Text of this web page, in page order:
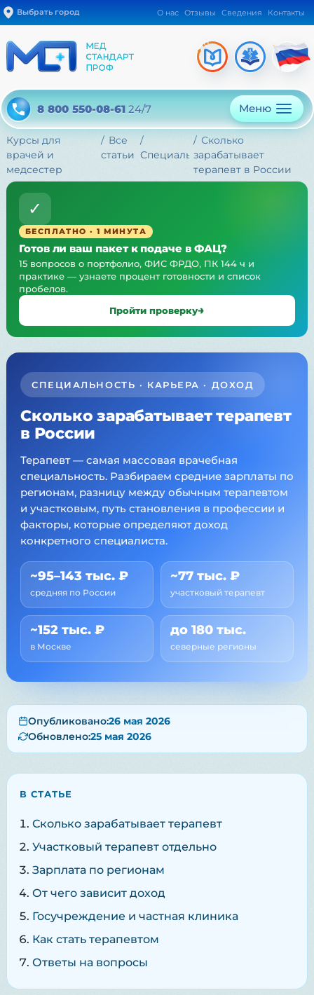
Выбрать город О нас Отзывы Сведения Контакты
8 800 550-08-61 24/7 Меню
Курсы для
врачей и
медсестер
Все
статьи Специальности
Сколько
зарабатывает
терапевт в России
✓
БЕСПЛАТНО · 1 МИНУТА
Готов ли ваш пакет к подаче в ФАЦ?
15 вопросов о портфолио, ФИС ФРДО, ПК 144 ч и
практике — узнаете процент готовности и список
пробелов.
Пройти проверку
СПЕЦИАЛЬНОСТЬ · КАРЬЕРА · ДОХОД
Сколько зарабатывает терапевт
в России
Терапевт — самая массовая врачебная
специальность. Разбираем средние зарплаты по
регионам, разницу между обычным терапевтом
и участковым, путь становления в профессии и
факторы, которые определяют доход
конкретного специалиста.
~95–143 тыс. ₽
средняя по России
~77 тыс. ₽
участковый терапевт
~152 тыс. ₽
в Москве
до 180 тыс.
северные регионы
Опубликовано:26 мая 2026
Обновлено:25 мая 2026
В СТАТЬЕ
Сколько зарабатывает терапевт
Участковый терапевт отдельно
Зарплата по регионам
От чего зависит доход
Госучреждение и частная клиника
Как стать терапевтом
Ответы на вопросы